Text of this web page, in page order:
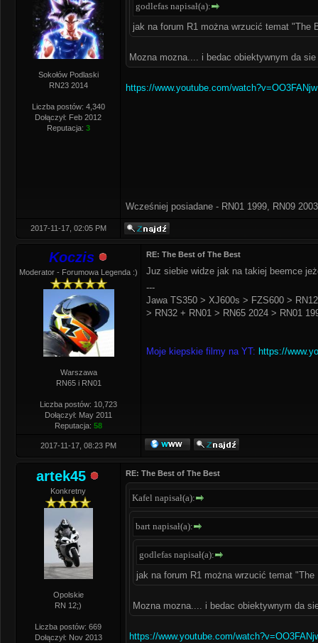
Sokołów Podlaski
RN23 2014
Liczba postów: 4,340
Dołączył: Feb 2012
Reputacja: 3
godlefas napisał(a):
jak na forum R1 można wrzucić temat "The
Mozna mozna.... i bedac obiektywnym da
https://www.youtube.com/
Wcześniej posiadane - RN01 1999, RN09
2017-11-17, 02:05 PM
Koczis
Moderator - Forumowa Legenda :)
Warszawa
RN65 i RN01
Liczba postów: 10,723
Dołączył: May 2011
Reputacja: 58
RE: The Best of The Best
Juz siebie widze jak na takiej beemce
---
Jawa TS350 > XJ600s > FZS600 >
> RN32 + RN01 > RN65 2024 > RN01
Moje kiepskie filmy na YT: https://
2017-11-17, 08:23 PM
artek45
Konkretny
Opolskie
RN 12;)
Liczba postów: 669
Dołączył: Nov 2013
RE: The Best of The Best
Kafel napisał(a):
bart napisał(a):
godlefas napisał(a):
jak na forum R1 można wrzucić temat
Mozna mozna.... i bedac obiektywnym da
https://www.youtube.com/